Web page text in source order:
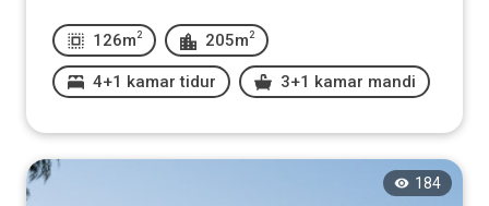
126m 2 205m 2
4+1 kamar tidur 3+1 kamar mandi
184